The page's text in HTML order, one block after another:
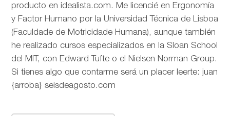
producto en idealista.com. Me licencié en Ergonomía
y Factor Humano por la Universidad Técnica de Lisboa
(Faculdade de Motricidade Humana), aunque también
he realizado cursos especializados en la Sloan School
del MIT, con Edward Tufte o el Nielsen Norman Group.
Si tienes algo que contarme será un placer leerte: juan
{arroba} seisdeagosto.com